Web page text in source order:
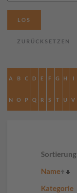
A B C D E F G H I
N O P Q R S T U V
Sortierung
Name
Kategorie